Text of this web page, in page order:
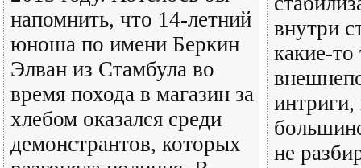
напомнить, что 14-летний
юноша по имени Беркин
Элван из Стамбула во
время похода в магазин за
хлебом оказался среди
демонстрантов, которых
внутри
какие-то
не